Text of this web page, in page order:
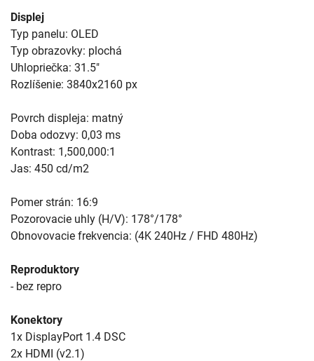
Displej
Typ panelu: OLED
Typ obrazovky: plochá
Uhlopriečka: 31.5"
Rozlíšenie: 3840x2160 px
Povrch displeja: matný
Doba odozvy: 0,03 ms
Kontrast: 1,500,000:1
Jas: 450 cd/m2
Pomer strán: 16:9
Pozorovacie uhly (H/V): 178°/178°
Obnovovacie frekvencia: (4K 240Hz / FHD 480Hz)
Reproduktory
- bez repro
Konektory
1x DisplayPort 1.4 DSC
2x HDMI (v2.1)